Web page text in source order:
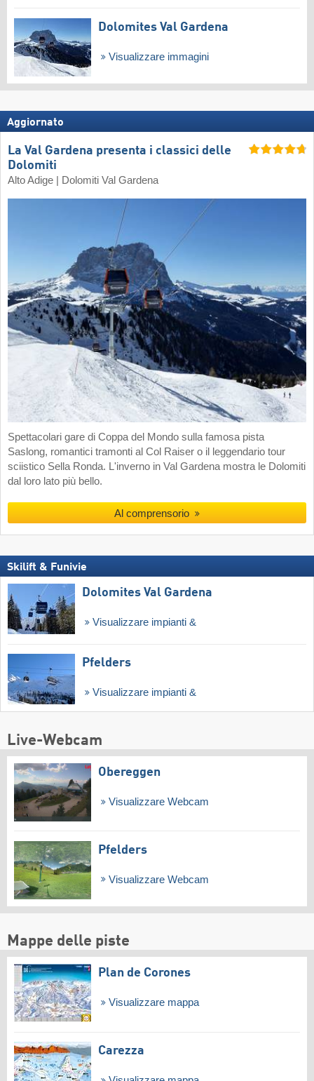
Dolomites Val Gardena
Visualizzare immagini
Aggiornato
La Val Gardena presenta i classici delle
Dolomiti
Alto Adige | Dolomiti Val Gardena
Spettacolari gare di Coppa del Mondo sulla famosa pista
Saslong, romantici tramonti al Col Raiser o il leggendario tour
sciistico Sella Ronda. L'inverno in Val Gardena mostra le Dolomiti
dal loro lato più bello.
Al comprensorio
Skilift & Funivie
Dolomites Val Gardena
Visualizzare impianti &
Pfelders
Visualizzare impianti &
Live-Webcam
Obereggen
Visualizzare Webcam
Pfelders
Visualizzare Webcam
Mappe delle piste
Plan de Corones
Visualizzare mappa
Carezza